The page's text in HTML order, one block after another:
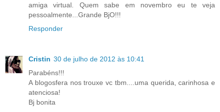
amiga virtual. Quem sabe em novembro eu te veja
pessoalmente...Grande BjO!!!
Responder
Cristin 30 de julho de 2012 às 10:41
Parabéns!!!
A blogosfera nos trouxe vc tbm....uma querida, carinhosa e
atenciosa!
Bj bonita